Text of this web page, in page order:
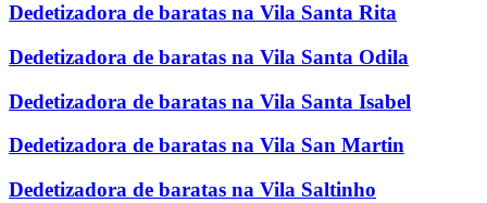
Dedetizadora de baratas na Vila Santa Rita
Dedetizadora de baratas na Vila Santa Odila
Dedetizadora de baratas na Vila Santa Isabel
Dedetizadora de baratas na Vila San Martin
Dedetizadora de baratas na Vila Saltinho